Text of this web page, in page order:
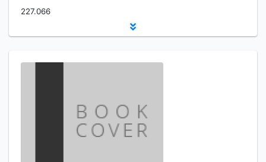
227.066